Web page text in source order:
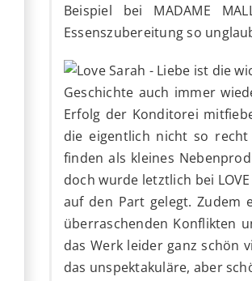
Beispiel bei MADAME
Essenszubereitung so
Geschichte auch immer
Erfolg der Konditorei
die eigentlich nicht so
finden als kleines
doch wurde letztlich bei LOVE
auf den Part gelegt. Zudem
überraschenden Konflikten
das Werk leider ganz schön
das unspektakuläre, aber